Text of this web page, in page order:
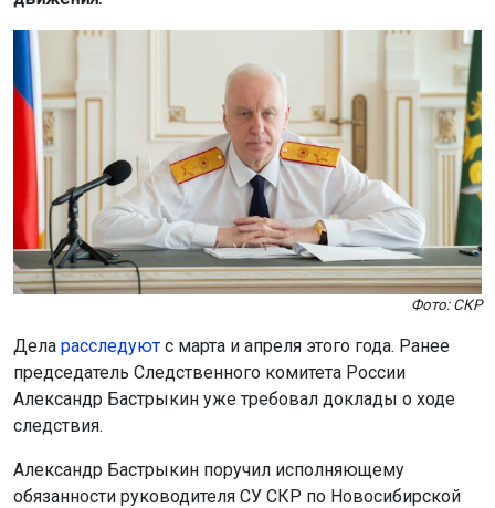
Фото: СКР
Дела расследуют с марта и апреля этого года. Ранее
председатель Следственного комитета России
Александр Бастрыкин уже требовал доклады о ходе
следствия.
Александр Бастрыкин поручил исполняющему
обязанности руководителя СУ СКР по Новосибирской